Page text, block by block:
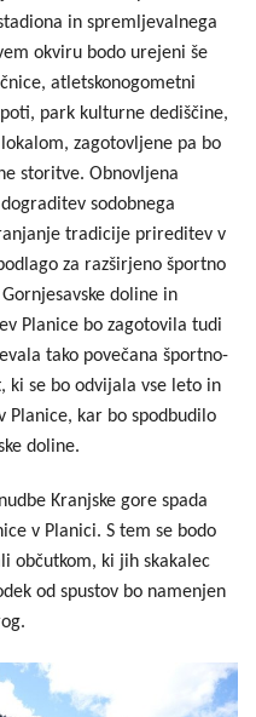
in spremljevalnega
okviru bodo urejeni še
atletskonogometni
park kulturne dediščine,
zagotovljene pa bo
storitve. Obnovljena
sodobnega
tradicije prireditev v
za razširjeno športno
doline in
Planice bo zagotovila tudi
tako povečana športno-
ki se bo odvijala vse leto in
Planice, kar bo spodbudilo
doline.
Kranjske gore spada
v Planici. S tem se bodo
občutkom, ki jih skakalec
od spustov bo namenjen